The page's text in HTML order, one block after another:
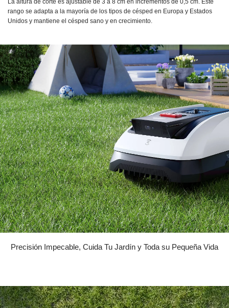
La altura de corte es ajustable de 3 a 8 cm en incrementos de 0,5 cm. Este
rango se adapta a la mayoría de los tipos de césped en Europa y Estados
Unidos y mantiene el césped sano y en crecimiento.
Precisión Impecable, Cuida Tu Jardín y Toda su Pequeña Vida